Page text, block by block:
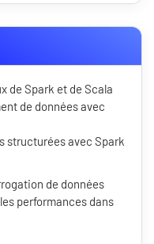
de Spark et de Scala
de données avec
structurées avec Spark
de données
performances dans